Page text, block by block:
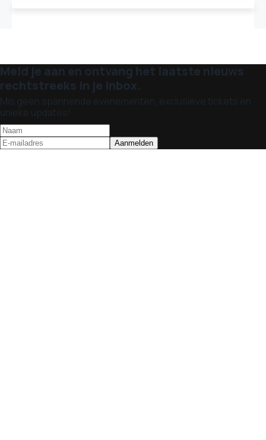
Meld je aan en ontvang het laatste nieuws
rechtstreeks in je inbox.
Mis geen spannende evenementen, exclusieve tickets en
unieke updates!